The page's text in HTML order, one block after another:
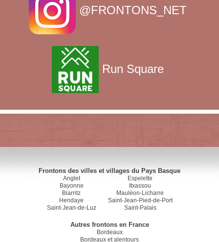
@FRONTONS_NET
Run Square
Frontons des villes et villages du Pays Basque
Anglet
Bayonne
Biarritz
Hendaye
Saint-Jean-de-Luz
Espelette
Itxassou
Mauléon-Licharre
Saint-Jean-Pied-de-Port
Saint-Palais
Autres frontons en France
Bordeaux
Bordeaux et alentours